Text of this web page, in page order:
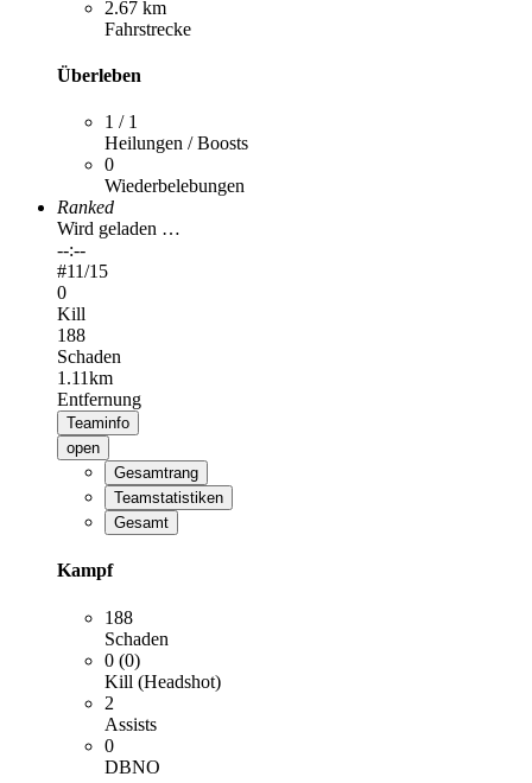
2.67 km
Fahrstrecke
Überleben
1 / 1
Heilungen / Boosts
0
Wiederbelebungen
Ranked
Wird geladen …
--:--
#11/15
0
Kill
188
Schaden
1.11km
Entfernung
Teaminfo
open
Gesamtrang
Teamstatistiken
Gesamt
Kampf
188
Schaden
0 (0)
Kill (Headshot)
2
Assists
0
DBNO